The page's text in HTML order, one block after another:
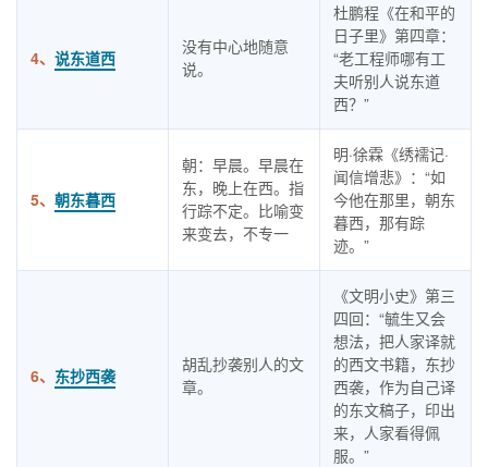
4、 说东道西
没有中心地随意
说。
杜鹏程《在和平的
日子里》第四章：
“老工程师哪有工
夫听别人说东道
西？”
5、 朝东暮西
朝：早晨。早晨在
东，晚上在西。指
行踪不定。比喻变
来变去，不专一
明·徐霖《绣襦记·
闻信增悲》：“如
今他在那里，朝东
暮西，那有踪
迹。”
6、 东抄西袭
胡乱抄袭别人的文
章。
《文明小史》第三
四回：“毓生又会
想法，把人家译就
的西文书籍，东抄
西袭，作为自己译
的东文稿子，印出
来，人家看得佩
服。”